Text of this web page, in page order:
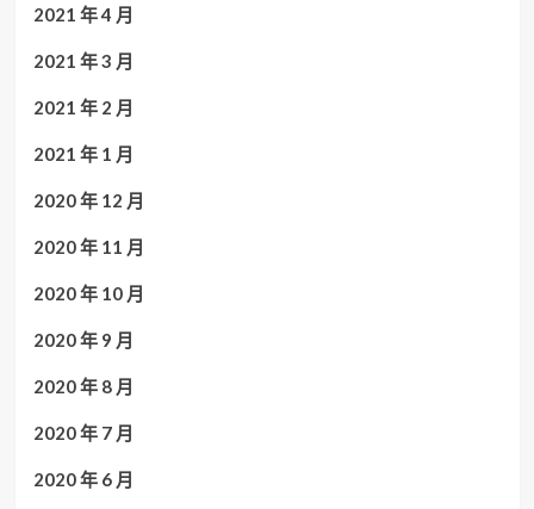
2021 年 4 月
2021 年 3 月
2021 年 2 月
2021 年 1 月
2020 年 12 月
2020 年 11 月
2020 年 10 月
2020 年 9 月
2020 年 8 月
2020 年 7 月
2020 年 6 月